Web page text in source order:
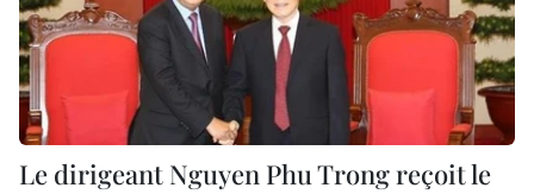
Le dirigeant Nguyen Phu Trong reçoit le